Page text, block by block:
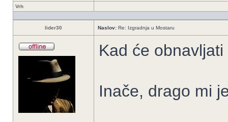
Vrh
lider30 Naslov: Re: Izgradnja u Mostaru
Kad će
Inače, drago mi